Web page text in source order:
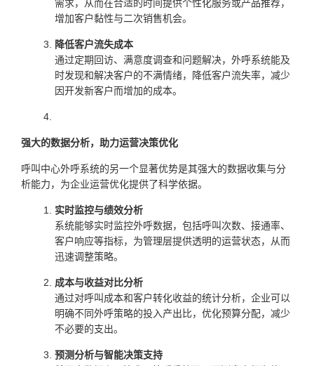
需求，从而在合适的时间提供个性化服务或产品推荐，
增加客户黏性与二次销售机会。
降低客户流失成本
通过定期回访、满意度调查和问题解决，外呼系统能及
时发现和解决客户的不满情绪，降低客户流失率，减少
因开发新客户而增加的成本。
强大的数据分析，助力运营决策优化
呼叫中心外呼系统的另一个显著优势是其强大的数据收集与分
析能力，为企业运营优化提供了科学依据。
实时监控与绩效分析
系统能够实时监控外呼数据，包括呼叫次数、接通率、
客户响应等指标，为管理层提供透明的运营状态，从而
迅速调整策略。
成本与收益对比分析
通过对呼叫成本和客户转化收益的统计分析，企业可以
明确不同外呼策略的投入产出比，优化预算分配，减少
不必要的支出。
预测分析与智能决策支持